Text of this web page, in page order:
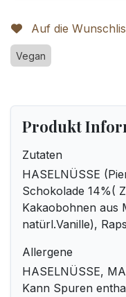
Auf die
Vegan
Produkt
Zutaten
HASELNÜSSE
Schokolade 14%(
Kakaobohnen aus
natürl.Vanille),
Allergene
HASELNÜSSE,
Kann Spuren